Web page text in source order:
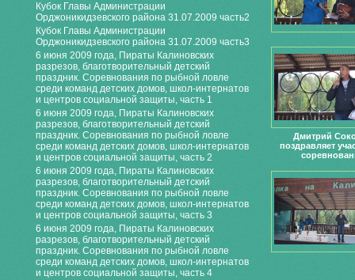
Кубок Главы Администрации
Орджоникидзевского района 31.07.2009 часть2
Кубок Главы Администрации
Орджоникидзевского района 31.07.2009 часть3
6 июня 2009 года, Пираты Калиновских
разрезов, благотворительный детский
праздник. Соревнования по рыбной ловле
среди команд детских домов, школ-интернатов
и центров социальной защиты, часть 1
6 июня 2009 года, Пираты Калиновских
разрезов, благотворительный детский
праздник. Соревнования по рыбной ловле
среди команд детских домов, школ-интернатов
и центров социальной защиты, часть 2
6 июня 2009 года, Пираты Калиновских
разрезов, благотворительный детский
праздник. Соревнования по рыбной ловле
среди команд детских домов, школ-интернатов
и центров социальной защиты, часть 3
6 июня 2009 года, Пираты Калиновских
разрезов, благотворительный детский
праздник. Соревнования по рыбной ловле
среди команд детских домов, школ-интернатов
и центров социальной защиты, часть 4
Дмитрий
поздравляет